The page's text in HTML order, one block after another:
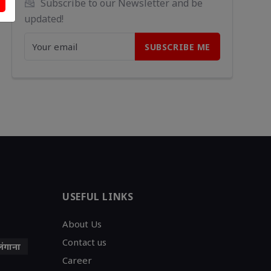
Subscribe to our Newsletter and be
updated!
USEFUL LINKS
About Us
Contact us
Career